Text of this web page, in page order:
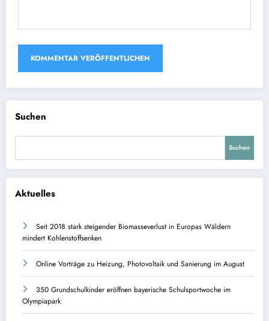
Suchen
Suchen
Aktuelles
Seit 2018 stark steigender Biomasseverlust in Europas Wäldern
mindert Kohlenstoffsenken
Online Vorträge zu Heizung, Photovoltaik und Sanierung im August
350 Grundschulkinder eröffnen bayerische Schulsportwoche im
Olympiapark